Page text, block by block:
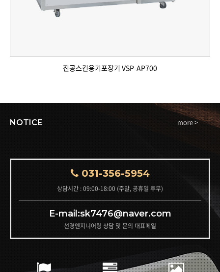
진공스킨용기포장기 VSP-AP700
NOTICE more >
031-356-5954
상담시간 : 09:00-18:00 (주말, 공휴일 휴무)
E-mail:sk7476@naver.com
선경엔지니어링 상담 및 문의 대표메일